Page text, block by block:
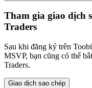
Tham gia giao dịch
Traders
Sau khi đăng ký trên
MSVP, bạn cũng có thể
Traders.
Giao dịch sao chép